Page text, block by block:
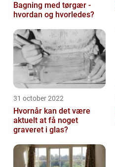
Bagning med tørgær -
hvordan og hvorledes?
31 october 2022
Hvornår kan det være
aktuelt at få noget
graveret i glas?